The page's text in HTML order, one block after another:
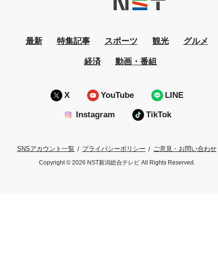
最新 特集記事 スポーツ 観光 グルメ
経済 動画・番組
X YouTube LINE
Instagram TikTok
SNSアカウント一覧 プライバシーポリシー ご意見・お問い合わせ
Copyright © 2026 NST新潟総合テレビ All Rights Reserved.